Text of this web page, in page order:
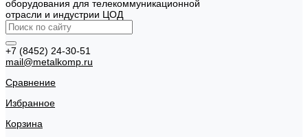
оборудования для телекоммуникационной
отрасли и индустрии ЦОД
+7 (8452) 24-30-51
mail@metalkomp.ru
Сравнение
Избранное
Корзина